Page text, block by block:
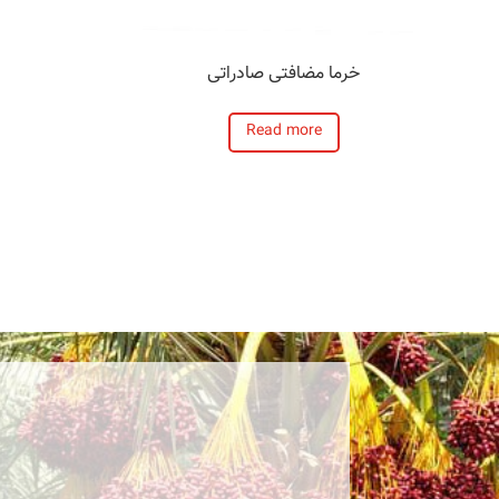
خرما مضافتی صادراتی
Read more